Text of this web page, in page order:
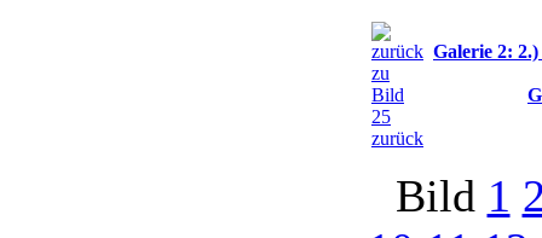
zurück
Galerie 2:
Bild 1